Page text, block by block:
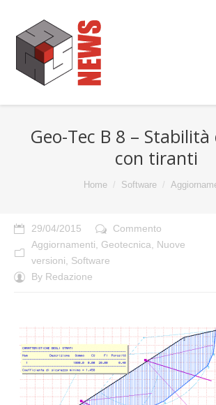
Geo-Tec B 8 –
con tiranti
Home Software
29/04/2015
Commento
Aggiornamenti
Geotecnica
Nuove
versioni
Software
By Redazione